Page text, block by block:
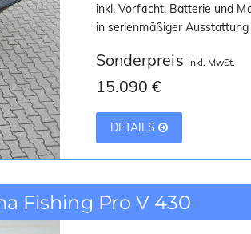
inkl. Vorfacht, Batterie und
in serienmäßiger Ausstattung
Sonderpreis inkl. MwSt.
15.090 €
DETAILS
Fishing Pro V 430